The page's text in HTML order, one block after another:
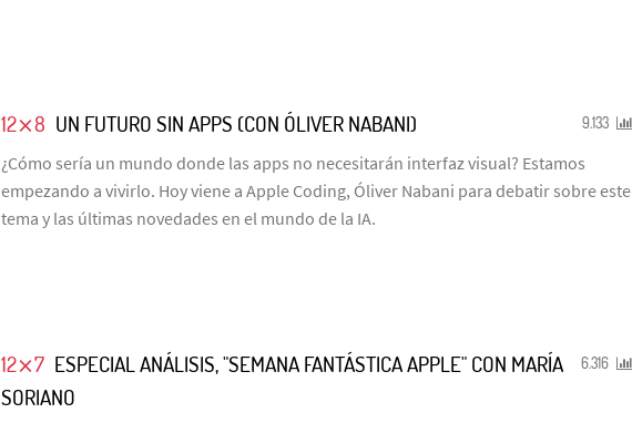
9.133
12⨯8 UN FUTURO SIN APPS (CON ÓLIVER NABANI)
¿Cómo sería un mundo donde las apps no necesitarán interfaz visual? Estamos
empezando a vivirlo. Hoy viene a Apple Coding, Óliver Nabani para debatir sobre este
tema y las últimas novedades en el mundo de la IA.
6.316
12⨯7 ESPECIAL ANÁLISIS, "SEMANA FANTÁSTICA APPLE" CON MARÍA
SORIANO